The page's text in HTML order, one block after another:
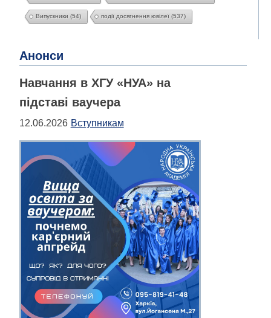
Випускники (54) події досягнення ювілеї (537)
Анонси
Навчання в ХГУ «НУА» на
підставі ваучера
12.06.2026 Вступникам